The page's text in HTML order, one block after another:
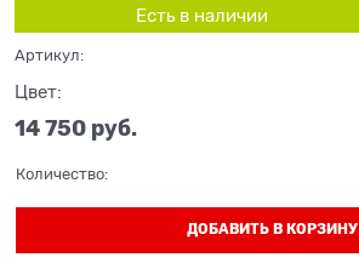
Есть в наличии
Артикул:
Цвет:
14 750 руб.
Количество:
ДОБАВИТЬ В КОРЗИНУ